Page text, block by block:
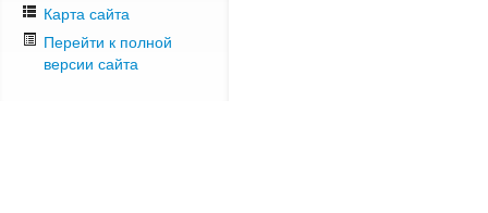
Карта сайта
Перейти к полной
версии сайта